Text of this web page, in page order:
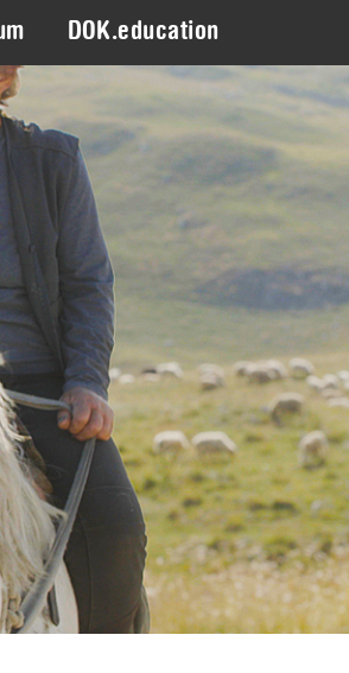
DOK.education